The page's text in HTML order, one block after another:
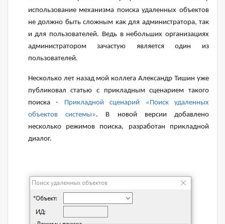
использование механизма поиска удаленных объектов
не должно быть сложным как для администратора, так
и для пользователей. Ведь в небольших организациях
администратором зачастую является один из
пользователей.
Несколько лет назад мой коллега Александр Тишин уже
публиковал статью с прикладным сценарием такого
поиска - Прикладной сценарий «Поиск удаленных
объектов системы». В новой версии добавлено
несколько режимов поиска, разработан прикладной
диалог.